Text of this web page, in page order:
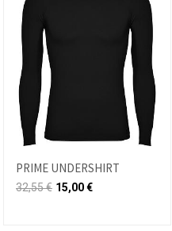
PRIME UNDERSHIRT
32,55€ 15,00€